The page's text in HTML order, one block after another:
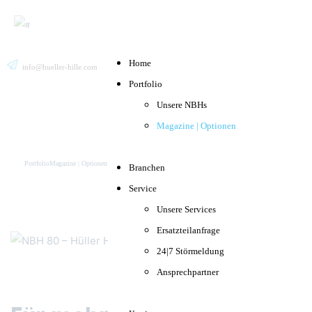
Home
Portfolio
Unsere NBHs
Magazine | Optionen
Branchen
Service
Unsere Services
Ersatzteilanfrage
24|7 Störmeldung
Ansprechpartner
info@hueller-hille.com
Magazine | Optionen
PortfolioMagazine | Optionen